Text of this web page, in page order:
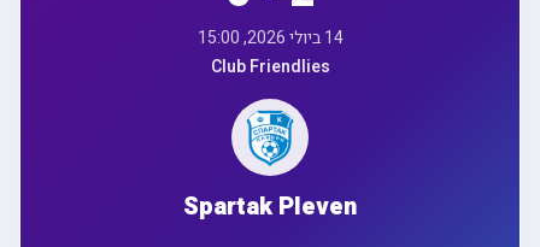
14 ביולי 2026, 15:00
Club Friendlies
Spartak Pleven